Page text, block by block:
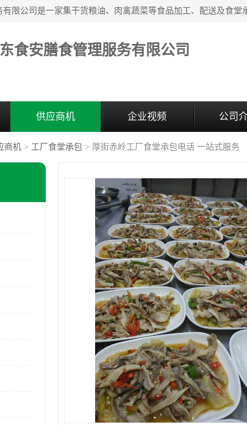
食安膳食管理服务有限公司
供应商机 企业视频 公司
商机 > 工厂食堂承包 > 厚街赤岭工厂食堂承包电话 一站式服务